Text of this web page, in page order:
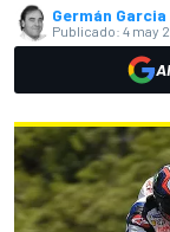
Germán
Publicado: 4 may